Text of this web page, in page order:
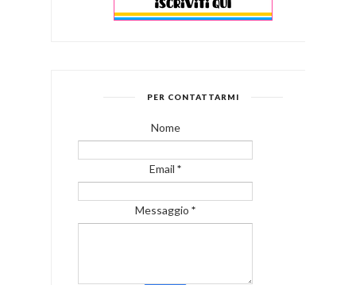
PER CONTATTARMI
Nome
Email *
Messaggio *